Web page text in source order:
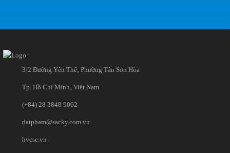
3/2 Đường Yên Thế‚ Phường Tân Sơn Hòa
Tp. Hồ Chí Minh‚ Việt Nam
(+84) 28 3848 9062
datpham@sacky.com.vn
hvcse.vn